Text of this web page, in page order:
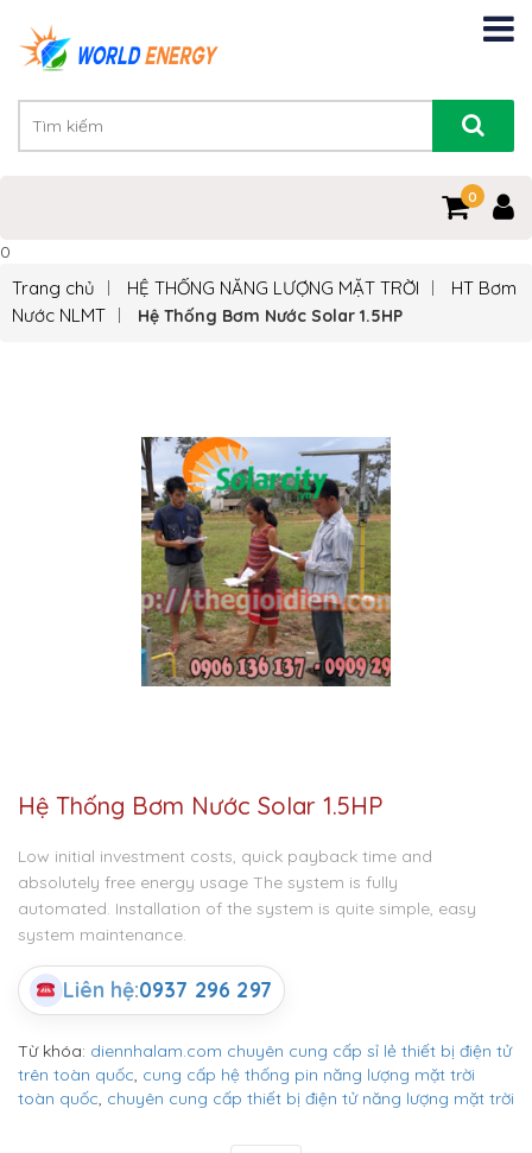
0
0
Trang chủ HỆ THỐNG NĂNG LƯỢNG MẶT TRỜI
HT Bơm
Nước NLMT
Hệ Thống Bơm Nước Solar 1.5HP
Hệ Thống Bơm Nước Solar 1.5HP
Low initial investment costs, quick payback time and
absolutely free energy usage The system is fully
automated. Installation of the system is quite simple, easy
system maintenance.
Liên hệ:0937 296 297
Từ khóa: diennhalam.com chuyên cung cấp sỉ lẻ thiết bị điện tử
trên toàn quốc, cung cấp hệ thống pin năng lượng mặt trời
toàn quốc, chuyên cung cấp thiết bị điện tử năng lượng mặt trời